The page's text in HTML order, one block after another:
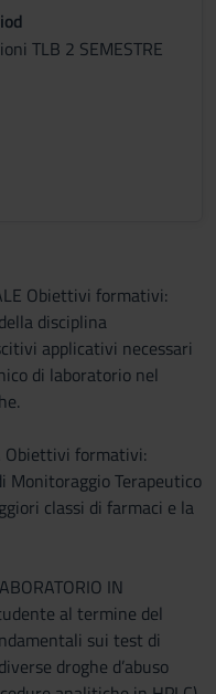
TLB 2 SEMESTRE
Obiettivi formativi:
disciplina
applicativi necessari
di laboratorio nel
Obiettivi formativi:
Terapeutico
classi di farmaci e la
IN
al termine del
sui test di
droghe d’abuso